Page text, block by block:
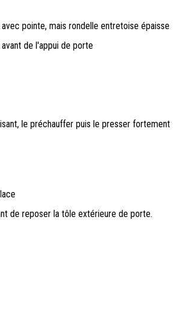
pointe, mais rondelle entretoise épaisse
de l'appui de porte
le préchauffer puis le presser fortement
de reposer la tôle extérieure de porte.